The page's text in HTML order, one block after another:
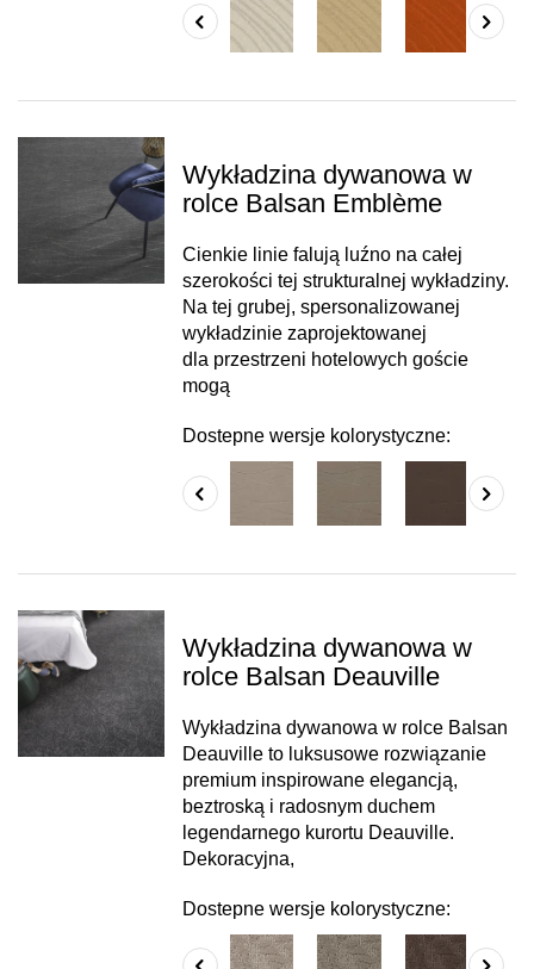
Wykładzina dywanowa w
rolce Balsan Emblème
Cienkie linie falują luźno na całej
szerokości tej strukturalnej wykładziny.
Na tej grubej, spersonalizowanej
wykładzinie zaprojektowanej
dla przestrzeni hotelowych goście
mogą
Dostepne wersje kolorystyczne:
Wykładzina dywanowa w
rolce Balsan Deauville
Wykładzina dywanowa w rolce Balsan
Deauville to luksusowe rozwiązanie
premium inspirowane elegancją,
beztroską i radosnym duchem
legendarnego kurortu Deauville.
Dekoracyjna,
Dostepne wersje kolorystyczne: